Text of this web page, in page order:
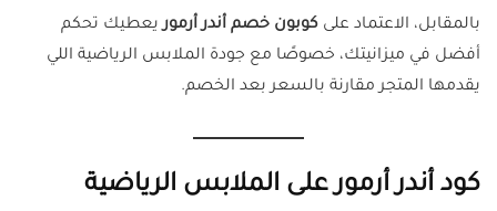
بالمقابل، الاعتماد على كوبون خصم أندر أرموريعطيك تحكم
أفضل في ميزانيتك، خصوصًا مع جودة الملابس الرياضية اللي
يقدمها المتجر مقارنة بالسعر بعد الخصم.
كود أندر أرمور على الملابس الرياضية